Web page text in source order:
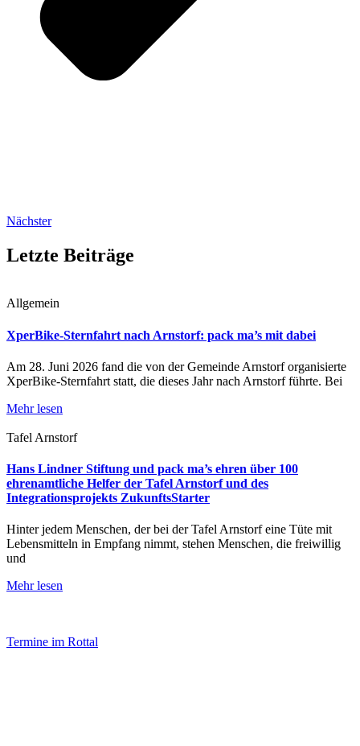
Nächster
Letzte Beiträge
Allgemein
XperBike-Sternfahrt nach Arnstorf: pack ma’s mit dabei
Am 28. Juni 2026 fand die von der Gemeinde Arnstorf organisierte
XperBike-Sternfahrt statt, die dieses Jahr nach Arnstorf führte. Bei
Mehr lesen
Tafel Arnstorf
Hans Lindner Stiftung und pack ma’s ehren über 100
ehrenamtliche Helfer der Tafel Arnstorf und des
Integrationsprojekts ZukunftsStarter
Hinter jedem Menschen, der bei der Tafel Arnstorf eine Tüte mit
Lebensmitteln in Empfang nimmt, stehen Menschen, die freiwillig
und
Mehr lesen
Termine im Rottal